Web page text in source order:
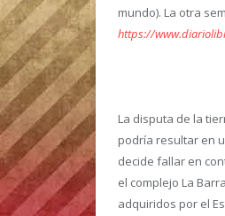
mundo). La otra
https://
La disputa de la
podría resultar en
decide fallar en
el complejo La
adquiridos por el